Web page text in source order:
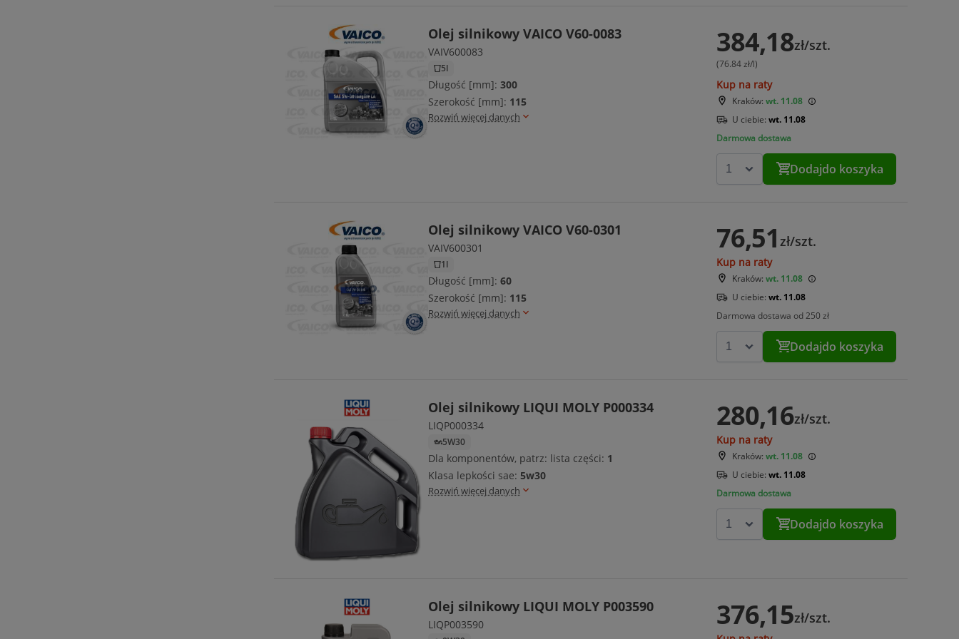
Olej silnikowy VAICO V60-0083
VAIV600083
5l
Długość [mm]: 300
Szerokość [mm]: 115
Rozwiń więcej danych
384,18zł/szt.
(76.84 zł/l)
Kup na raty
Kraków: wt. 11.08
U ciebie: wt. 11.08
Darmowa dostawa
Dodajdo koszyka
Olej silnikowy VAICO V60-0301
VAIV600301
1l
Długość [mm]: 60
Szerokość [mm]: 115
Rozwiń więcej danych
76,51 zł/szt.
Kup na raty
Kraków: wt. 11.08
U ciebie: wt. 11.08
Darmowa dostawa od 250 zł
Dodajdo koszyka
Olej silnikowy LIQUI MOLY P000334
LIQP000334
5W30
Dla komponentów, patrz: lista części: 1
Klasa lepkości sae: 5w30
Rozwiń więcej danych
280,16zł/szt.
Kup na raty
Kraków: wt. 11.08
U ciebie: wt. 11.08
Darmowa dostawa
Dodajdo koszyka
Olej silnikowy LIQUI MOLY P003590
LIQP003590 376,15zł/szt.